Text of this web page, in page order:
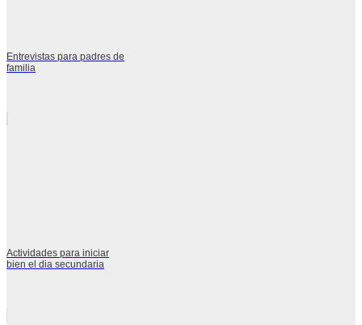
Entrevistas para padres de
familia
Actividades para iniciar
bien el dia secundaria